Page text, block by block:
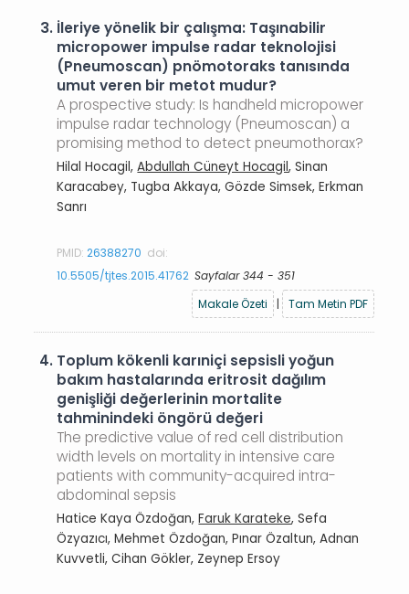
3. İleriye yönelik bir çalışma: Taşınabilir
micropower impulse radar teknolojisi
(Pneumoscan) pnömotoraks tanısında
umut veren bir metot mudur?
A prospective study: Is handheld micropower
impulse radar technology (Pneumoscan) a
promising method to detect pneumothorax?
Hilal Hocagil,Abdullah Cüneyt Hocagil, Sinan
Karacabey, Tugba Akkaya, Gözde Simsek, Erkman
Sanrı
PMID:26388270 doi:
10.5505/tjtes.2015.41762 Sayfalar 344 - 351
Makale Özeti
| Tam Metin PDF
4. Toplum kökenli karıniçi sepsisli yoğun
bakım hastalarında eritrosit dağılım
genişliği değerlerinin mortalite
tahminindeki öngörü değeri
The predictive value of red cell distribution
width levels on mortality in intensive care
patients with community-acquired intra-
abdominal sepsis
Hatice Kaya Özdoğan,Faruk Karateke, Sefa
Özyazıcı, Mehmet Özdoğan, Pınar Özaltun, Adnan
Kuvvetli, Cihan Gökler, Zeynep Ersoy